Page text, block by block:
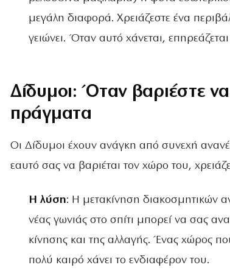
μεγάλη διαφορά. Χρειάζεστε ένα
γειώνει. Όταν αυτό χάνεται,
Δίδυμοι: Όταν βαριέστε να
πράγματα
Οι Δίδυμοι έχουν ανάγκη από συνεχή
εαυτό σας να βαριέται τον χώρο του,
Η λύση: Η μετακίνηση διακοσμητικών
νέας γωνιάς στο σπίτι μπορεί να σας
κίνησης και της αλλαγής. Ένας χώρος
πολύ καιρό χάνει το ενδιαφέρον του.